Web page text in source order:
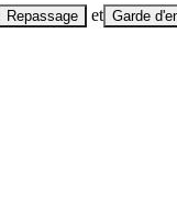
Repassage et Garde